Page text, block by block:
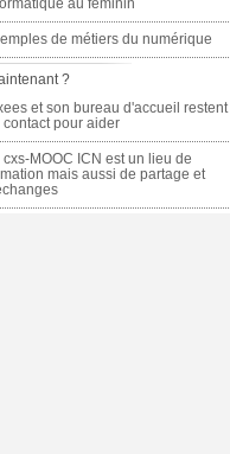
au féminin
de métiers du numérique
?
et son bureau d'accueil restent
contact pour aider
cxs-MOOC ICN est un lieu de
mais aussi de partage et